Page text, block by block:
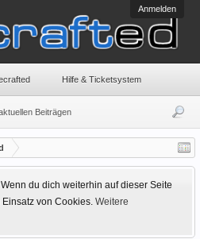
Anmelden
du dich weiterhin auf dieser Seite
von Cookies. Weitere
Beiträgen
Hilfe & Ticketsystem